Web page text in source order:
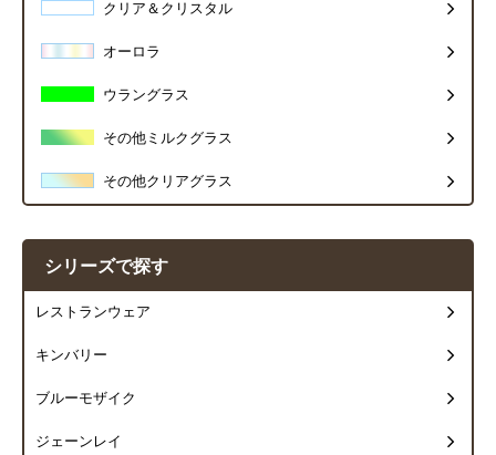
クリア＆クリスタル
オーロラ
ウラングラス
その他ミルクグラス
その他クリアグラス
シリーズで探す
レストランウェア
キンバリー
ブルーモザイク
ジェーンレイ